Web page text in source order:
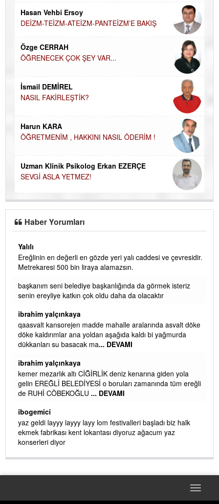
Hasan Vehbi Ersoy
DEİZM-TEİZM-ATEİZM-PANTEİZM’E BAKIŞ
Özge CERRAH
ÖĞRENECEK ÇOK ŞEY VAR...
İsmail DEMİREL
NASIL FAKİRLEŞTİK?
Harun KARA
ÖĞRETMENİM , HAKKINI NASIL ÖDERİM !
Uzman Klinik Psikolog Erkan EZERÇE
SEVGİ ASLA YETMEZ!
Haber Yorumları
Yalılı
Ereğlinin en değerli en gözde yeri yalı caddesi ve çevresidir.
Metrekaresi 500 bin liraya alamazsın.
başkanım seni belediye başkanlığında da görmek isteriz
senin ereyliye katkın çok oldu daha da olacaktır
ibrahim yalçınkaya
qaasvalt kansorejen madde mahalle aralarında asvalt döke
döke kaldırımlar ana yoldan aşağıda kaldı bi yağmurda
dükkanları su basacak ma... DEVAMI
ibrahim yalçınkaya
kemer mezarlık altı CİĞİRLİK deniz kenarına giden yola
gelin EREĞLİ BELEDİYESİ o boruları zamanında tüm ereğli
de RUHİ CÖBEKOĞLU ... DEVAMI
ibogemici
yaz geldi layyy layyy layy lom festivalleri başladı biz halk
ekmek fabrikası kent lokantası diyoruz ağacum yaz
konserleri diyor
Toggle